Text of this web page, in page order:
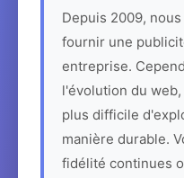
Depuis 2009,
fournir une
entreprise.
l'évolution du
plus difficile
manière durable.
fidélité continues